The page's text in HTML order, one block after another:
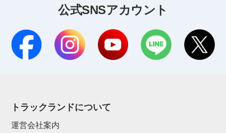
公式SNSアカウント
トラックランドについて
運営会社案内